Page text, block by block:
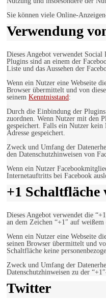
Sie können viele Online-
Verwendung
Dieses Angebot verwendet
Plugins sind an einem der
Liste und das Aussehen der
Wenn ein Nutzer eine Webseite
Browser übermittelt und von
seinem Kenntnisstand:
Durch die Einbindung der
zuordnen. Wenn Nutzer mit den
gespeichert. Falls ein Nutzer
Adresse gespeichert.
Zweck und Umfang der
den Datenschutzhinweisen von
Wenn ein Nutzer
Internetauftritts bei Facebook
+1 Schaltfläche
Dieses Angebot verwendet die
an dem Zeichen “+1″ auf
Wenn ein Nutzer eine Webseite
seinen Browser übermittelt und
Schaltfläche keine
Zweck und Umfang der
Datenschutzhinweisen zu der
Twitter